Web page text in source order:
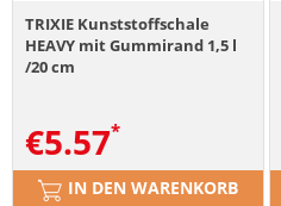
TRIXIE Kunststoffschale
HEAVY mit Gummirand 1,5 l
/20 cm
€5.57
IN DEN WARENKORB